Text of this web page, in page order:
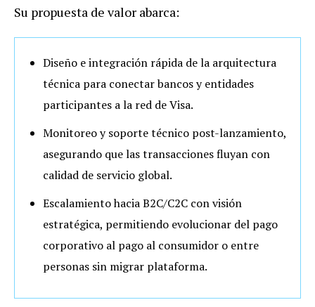
Su propuesta de valor abarca:
Diseño e integración rápida de la arquitectura
técnica para conectar bancos y entidades
participantes a la red de Visa.
Monitoreo y soporte técnico post-lanzamiento,
asegurando que las transacciones fluyan con
calidad de servicio global.
Escalamiento hacia B2C/C2C con visión
estratégica, permitiendo evolucionar del pago
corporativo al pago al consumidor o entre
personas sin migrar plataforma.